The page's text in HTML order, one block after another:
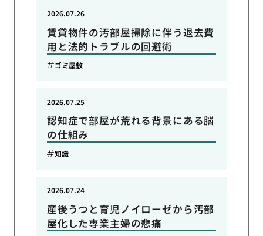
賃貸物件の汚部屋掃除に伴う退去費
用と法的トラブルの回避術
2026.07.26
ゴミ屋敷
認知症で部屋が荒れる背景にある脳
の仕組み
2026.07.25
知識
産後うつと育児ノイローゼから汚部
屋化した専業主婦の悲痛
2026.07.24